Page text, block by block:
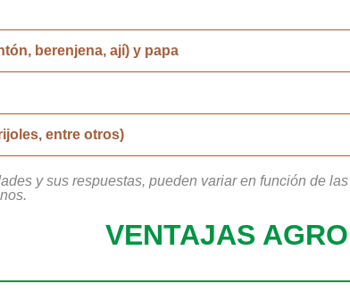
berenjena, ají) y papa
entre otros)
y sus respuestas, pueden variar en función de
VENTAJAS